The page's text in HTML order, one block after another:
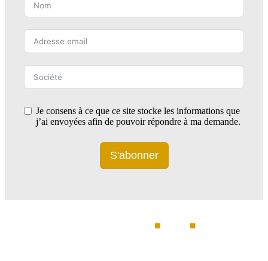
Je consens à ce que ce site stocke les informations que
j’ai envoyées afin de pouvoir répondre à ma demande.
S'abonner